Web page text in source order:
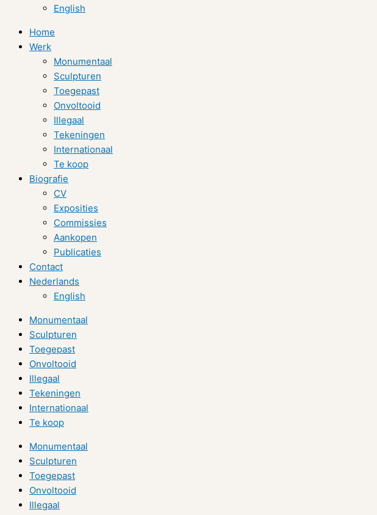
English
Home
Werk
Monumentaal
Sculpturen
Toegepast
Onvoltooid
Illegaal
Tekeningen
Internationaal
Te koop
Biografie
CV
Exposities
Commissies
Aankopen
Publicaties
Contact
Nederlands
English
Monumentaal
Sculpturen
Toegepast
Onvoltooid
Illegaal
Tekeningen
Internationaal
Te koop
Monumentaal
Sculpturen
Toegepast
Onvoltooid
Illegaal